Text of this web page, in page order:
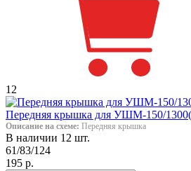
12
Передняя крышка для УШМ-150/
Описание на схеме: Передняя крышка
В наличии 12 шт.
61/83/124
195 р.